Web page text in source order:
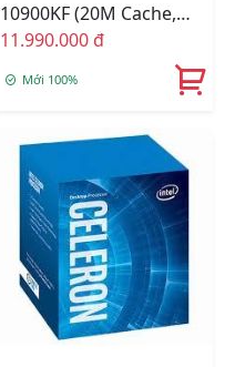
10900KF (20M Cache,
3.70 GHz Up To 5.30
1200, Comet Lake-S)
11.990.000 đ
Mới 100%